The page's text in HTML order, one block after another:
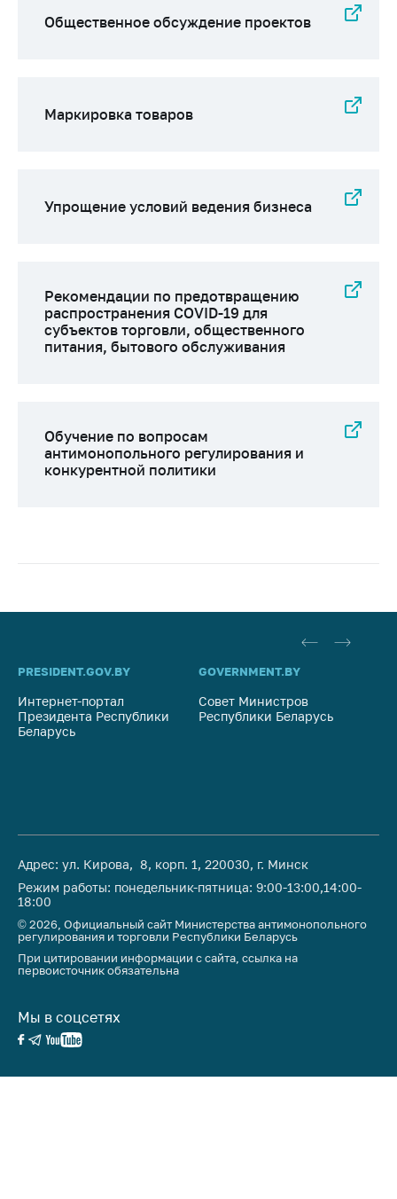
Общественное обсуждение проектов
Маркировка товаров
Упрощение условий ведения бизнеса
Рекомендации по предотвращению
распространения COVID-19 для
субъектов торговли, общественного
питания, бытового обслуживания
Обучение по вопросам
антимонопольного регулирования и
конкурентной политики
PRESIDENT.GOV.BY
Интернет-портал
Президента Республики
Беларусь
GOVERNMENT.BY
Совет Министров
Республики Беларусь
Адрес: ул. Кирова, 8, корп. 1, 220030, г. Минск
Режим работы: понедельник-пятница: 9:00-13:00,14:00-
18:00
© 2026, Официальный сайт Министерства антимонопольного
регулирования и торговли Республики Беларусь
При цитировании информации с сайта, ссылка на
первоисточник обязательна
Мы в соцсетях